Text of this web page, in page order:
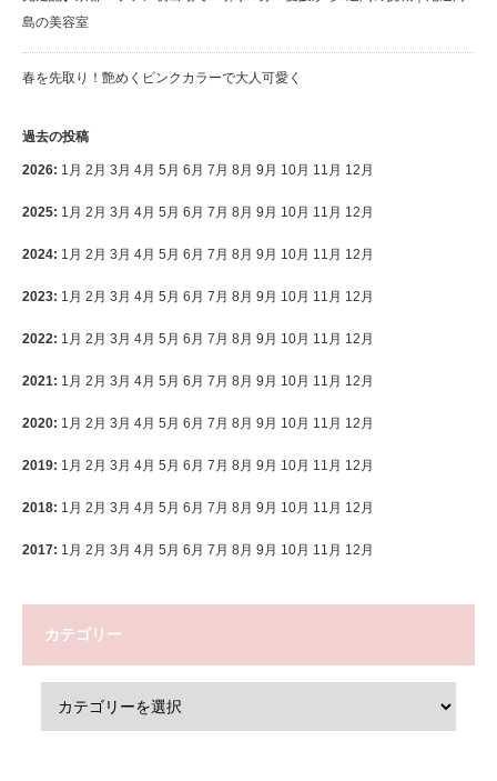
島の美容室
春を先取り！艶めくピンクカラーで大人可愛く
過去の投稿
2026: 1月 2月 3月 4月 5月 6月 7月 8月 9月 10月 11月 12月
2025: 1月 2月 3月 4月 5月 6月 7月 8月 9月 10月 11月 12月
2024: 1月 2月 3月 4月 5月 6月 7月 8月 9月 10月 11月 12月
2023: 1月 2月 3月 4月 5月 6月 7月 8月 9月 10月 11月 12月
2022: 1月 2月 3月 4月 5月 6月 7月 8月 9月 10月 11月 12月
2021: 1月 2月 3月 4月 5月 6月 7月 8月 9月 10月 11月 12月
2020: 1月 2月 3月 4月 5月 6月 7月 8月 9月 10月 11月 12月
2019: 1月 2月 3月 4月 5月 6月 7月 8月 9月 10月 11月 12月
2018: 1月 2月 3月 4月 5月 6月 7月 8月 9月 10月 11月 12月
2017: 1月 2月 3月 4月 5月 6月 7月 8月 9月 10月 11月 12月
カテゴリー